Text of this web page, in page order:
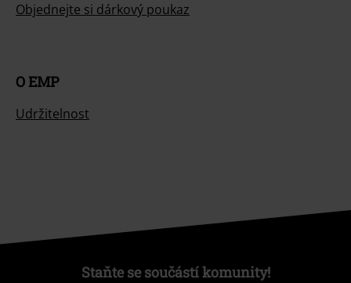
Objednejte si dárkový poukaz
O EMP
Udržitelnost
Staňte se součástí komunity!